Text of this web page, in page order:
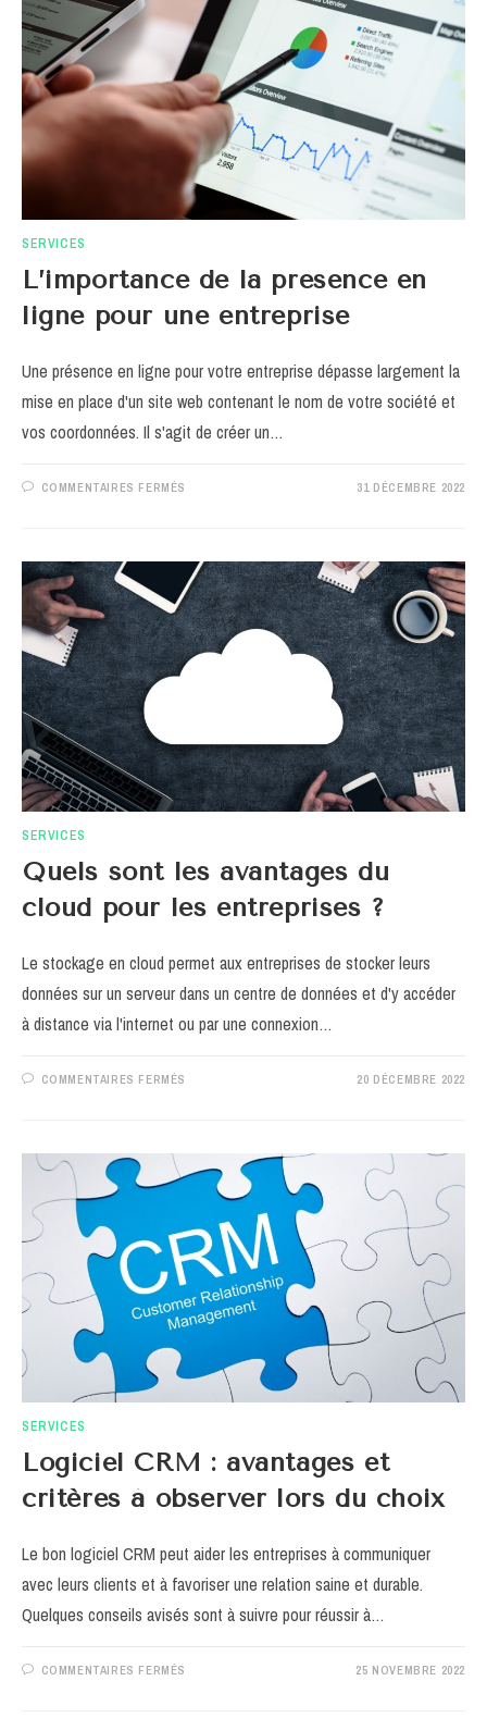
SERVICES
L’importance de la presence en
ligne pour une entreprise
Une présence en ligne pour votre entreprise dépasse largement la
mise en place d'un site web contenant le nom de votre société et
vos coordonnées. Il s'agit de créer un…
COMMENTAIRES FERMÉS
EN
LIGNE
POUR
UNE
ENTREPRISE
31 DÉCEMBRE 2022
SERVICES
Quels sont les avantages du
cloud pour les entreprises ?
Le stockage en cloud permet aux entreprises de stocker leurs
données sur un serveur dans un centre de données et d'y accéder
à distance via l'internet ou par une connexion…
COMMENTAIRES FERMÉS
CLOUD
POUR
ENTREPRISES
20 DÉCEMBRE 2022
SERVICES
Logiciel CRM : avantages et
critères à observer lors du choix
Le bon logiciel CRM peut aider les entreprises à communiquer
avec leurs clients et à favoriser une relation saine et durable.
Quelques conseils avisés sont à suivre pour réussir à…
COMMENTAIRES FERMÉS 25 NOVEMBRE 2022